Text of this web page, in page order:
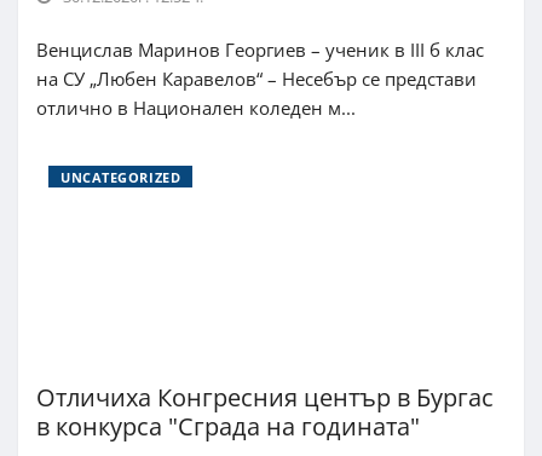
Венцислав Маринов Георгиев – ученик в III б клас
на СУ „Любен Каравелов“ – Несебър се представи
отлично в Национален коледен м...
UNCATEGORIZED
Отличиха Конгресния център в Бургас
в конкурса "Сграда на годината"